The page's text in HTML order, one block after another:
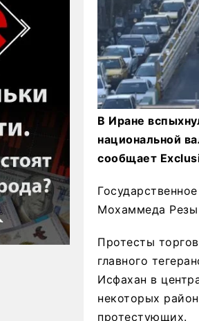
В Иране
национальной
сообщает
Мохаммеда Резы
Протесты
главного
Исфахан в
некоторых
протестующих.